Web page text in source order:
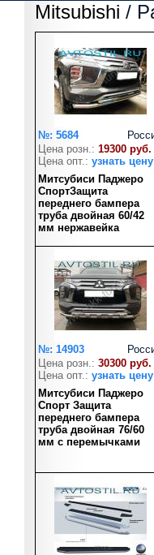
Mitsubishi /
№: 5684
Цена розн.: 19300 руб.
Цена опт.: узнать цену
Митсубиси Паджеро
СпортЗащита
переднего бампера
труба двойная 60/42
мм нержавейка
№: 14903
Цена розн.: 30300 руб.
Цена опт.: узнать цену
Митсубиси Паджеро
Спорт Защита
переднего бампера
труба двойная 76/60
мм с перемычками